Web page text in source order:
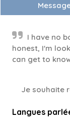
I have no
honest, I'm
can get to
Je souhaite
Langues